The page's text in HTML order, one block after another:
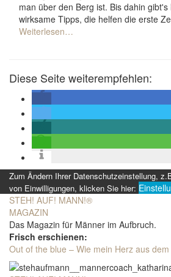
man über den Berg ist. Bis dahin
wirksame Tipps, die helfen die erste
Weiterlesen…
Diese Seite weiterempfehlen:
Zum Ändern Ihrer Datenschutzeinstellung,
von Einwilligungen, klicken Sie hier:
STEH! AUF! MANN!®
MAGAZIN
Das Magazin für Männer im Aufbruch.
Frisch erschienen:
Out of the blue – Wie mein Herz aus